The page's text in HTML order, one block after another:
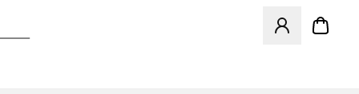
Öffnet ein